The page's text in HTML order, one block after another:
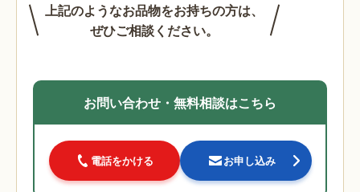
上記のようなお品物をお持ちの方は、
ぜひご相談ください。
お問い合わせ・無料相談はこちら
電話をかける お申し込み